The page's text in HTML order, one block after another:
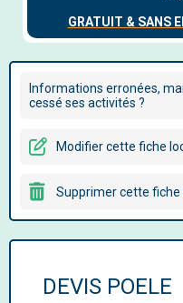
Informations erronées,
cessé ses activités ?
Modifier cette fiche
Supprimer cette fiche
DEVIS POELE